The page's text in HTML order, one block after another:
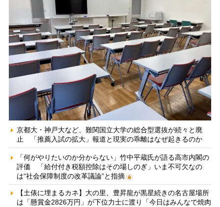
京都大・神戸大など、難関国立大学の総合型選抜が続々と廃
止 「推薦入試の拡大」報道と現実の乖離はなぜ起きるのか
「何がやりたいのか分からない」竹中平蔵氏が語る高市内閣の
評価 「給付付き税額控除はその場しのぎ」いま不可欠なの
は“社会保障制度の改革議論”と指摘
【土俵に埋まるカネ】大の里、豊昇龍が黒星続きの名古屋場所
は「懸賞金2826万円」が下位力士に渡り「今日はみんなで焼肉